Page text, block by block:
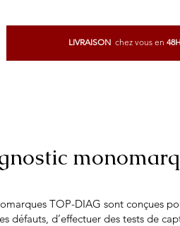
LIVRAISON chez vous en 48H
TOP-DIAG sont conçues
défauts, d’effectuer des tests de